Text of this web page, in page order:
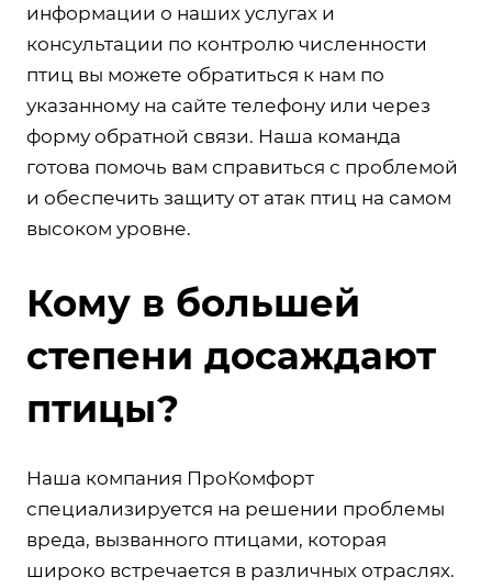
информации о наших услугах и
консультации по контролю численности
птиц вы можете обратиться к нам по
указанному на сайте телефону или через
форму обратной связи. Наша команда
готова помочь вам справиться с проблемой
и обеспечить защиту от атак птиц на самом
высоком уровне.
Кому в большей
степени досаждают
птицы?
Наша компания ПроКомфорт
специализируется на решении проблемы
вреда, вызванного птицами, которая
широко встречается в различных отраслях.